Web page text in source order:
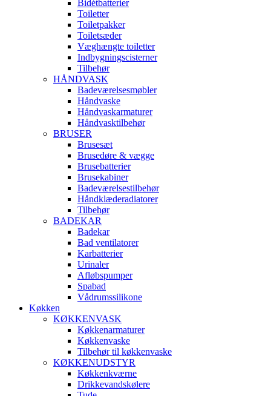
Bidétbatterier
Toiletter
Toiletpakker
Toiletsæder
Væghængte toiletter
Indbygningscisterner
Tilbehør
HÅNDVASK
Badeværelsesmøbler
Håndvaske
Håndvaskarmaturer
Håndvasktilbehør
BRUSER
Brusesæt
Brusedøre & vægge
Brusebatterier
Brusekabiner
Badeværelsestilbehør
Håndklæderadiatorer
Tilbehør
BADEKAR
Badekar
Bad ventilatorer
Karbatterier
Urinaler
Afløbspumper
Spabad
Vådrumssilikone
Køkken
KØKKENVASK
Køkkenarmaturer
Køkkenvaske
Tilbehør til køkkenvaske
KØKKENUDSTYR
Køkkenkværne
Drikkevandskølere